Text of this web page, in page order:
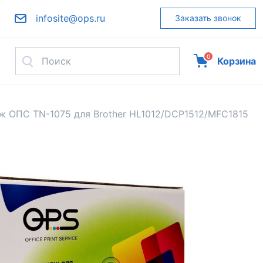
infosite@ops.ru Заказать звонок
0 Корзина
ОПС TN-1075 для Brother HL1012/DCP1512/MFC1815